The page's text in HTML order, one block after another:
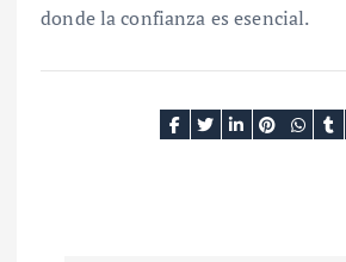
donde la confianza es esencial.